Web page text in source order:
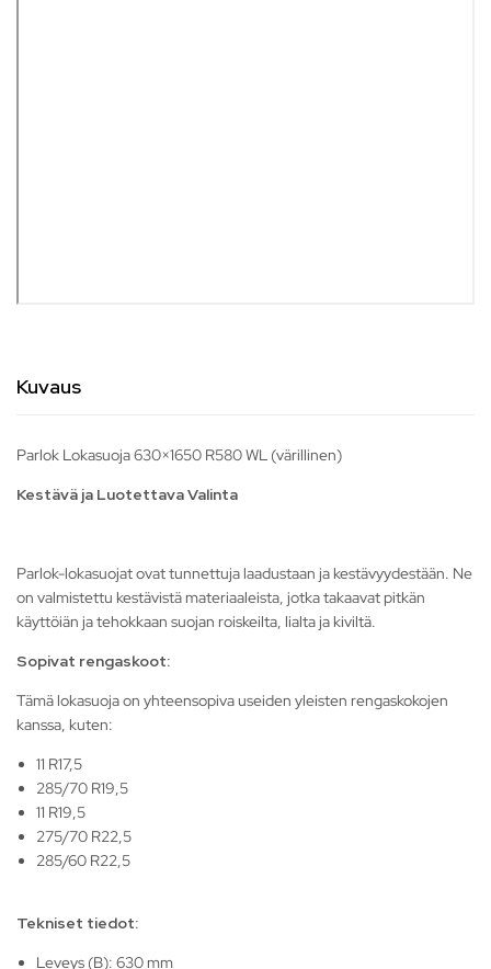
Kuvaus
Parlok Lokasuoja 630×1650 R580 WL (värillinen)
Kestävä ja Luotettava Valinta
Parlok-lokasuojat ovat tunnettuja laadustaan ja kestävyydestään. Ne
on valmistettu kestävistä materiaaleista, jotka takaavat pitkän
käyttöiän ja tehokkaan suojan roiskeilta, lialta ja kiviltä.
Sopivat rengaskoot:
Tämä lokasuoja on yhteensopiva useiden yleisten rengaskokojen
kanssa, kuten:
11 R17,5
285/70 R19,5
11 R19,5
275/70 R22,5
285/60 R22,5
Tekniset tiedot:
Leveys (B): 630 mm